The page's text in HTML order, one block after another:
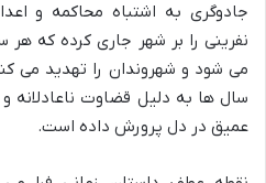
جادوگری به اشتباه محاکمه و
نفرینی را بر شهر جاری کرده که هر
می شود و شهروندان را تهدید می
سال ها به دلیل قضاوت ناعادلانه
عمیق در دل پرورش داده است.